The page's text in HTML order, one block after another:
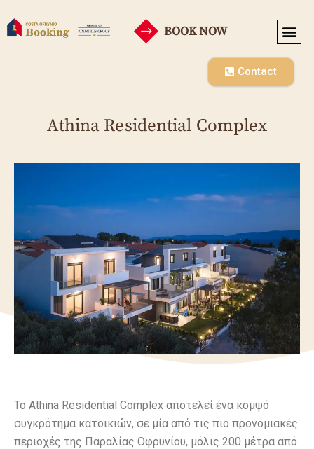
BOOK NOW
Contact
Athina Residential Complex
Το Athina Residential Complex αποτελεί ένα κομψό
συγκρότημα κατοικιών, σε μία από τις πιο προνομιακές
περιοχές της Παραλίας Οφρυνίου, μόλις 200 μέτρα από